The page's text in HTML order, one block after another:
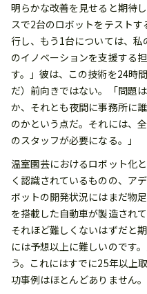
明らかな改善を見せると期待
スで2台のロボットをテスト
行し、もう1台については、私
のイノベーションを支援する
す。」彼は、この技術を24時
だ）前向きではない。「問題
か、それとも夜間に事務所に
のかという点だ。それには、
のスタッフが必要になる。」
温室園芸におけるロボット化
く認識されているものの、ア
ボットの開発状況にはまだ物
を搭載した自動車が製造され
それほど難しくないはずだと
には予想以上に難しいのです
う。これにはすでに25年以上
功事例はほとんどありません。